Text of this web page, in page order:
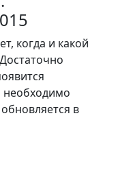
когда и какой
необходимо
в